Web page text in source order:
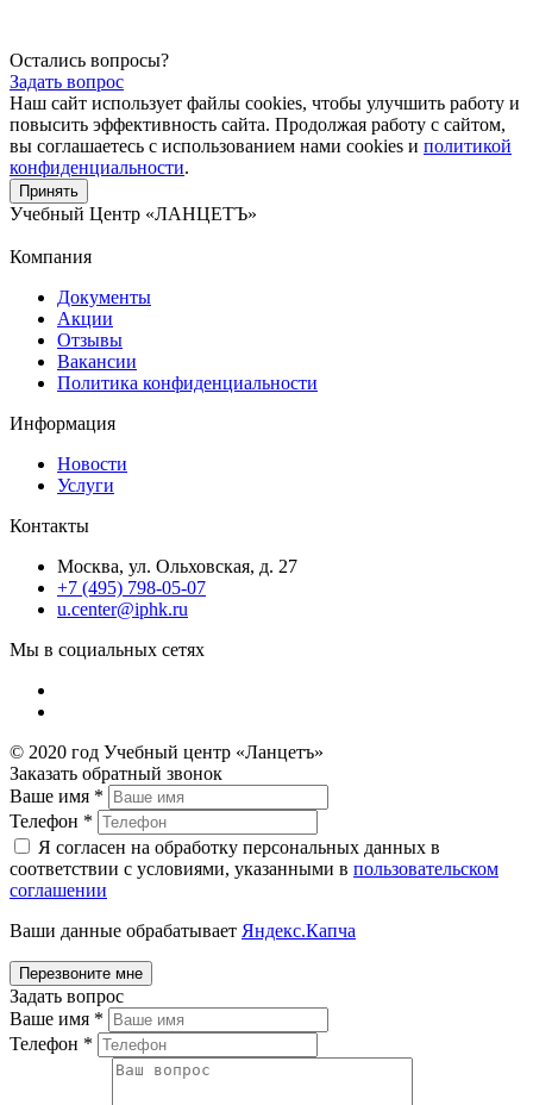
Остались вопросы?
Задать вопрос
Наш сайт использует файлы cookies, чтобы улучшить работу и
повысить эффективность сайта. Продолжая работу с сайтом,
вы соглашаетесь с использованием нами cookies и политикой
конфиденциальности.
Принять
Учебный Центр «ЛАНЦЕТЪ»
Компания
Документы
Акции
Отзывы
Вакансии
Политика конфиденциальности
Информация
Новости
Услуги
Контакты
Москва, ул. Ольховская, д. 27
+7 (495) 798-05-07
u.center@iphk.ru
Мы в социальных сетях
© 2020 год Учебный центр «Ланцетъ»
Заказать обратный звонок
Ваше имя *
Телефон *
Я согласен на обработку персональных данных в
соответствии с условиями, указанными в пользовательском
соглашении
Ваши данные обрабатывает Яндекс.Капча
Задать вопрос
Ваше имя *
Телефон *